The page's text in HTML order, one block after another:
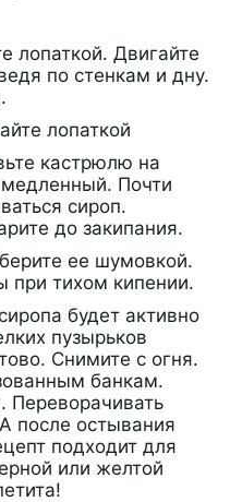
лопаткой. Двигайте
по стенкам и дну.
кастрюлю на
Почти
сироп.
до закипания.
ее шумовкой.
при тихом кипении.
будет активно
пузырьков
Снимите с огня.
банкам.
Переворачивать
после остывания
подходит для
или желтой